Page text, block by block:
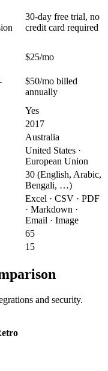
30-day free trial, no
credit card required
$25/mo
$50/mo billed
annually
Yes
2017
Australia
United States ·
European Union
30 (English, Arabic,
Bengali, …)
Excel · CSV · PDF
· Markdown ·
Email · Image
65
15
and security.